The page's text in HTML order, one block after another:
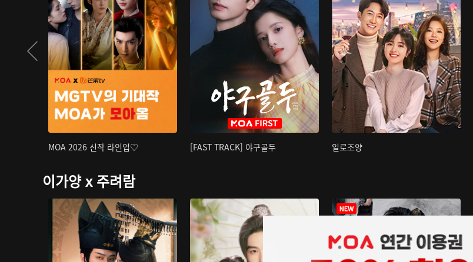
MOA 2026 신작 라인업♡ [FAST TRACK] 야구골두 일로조양
이가양 x 주려람